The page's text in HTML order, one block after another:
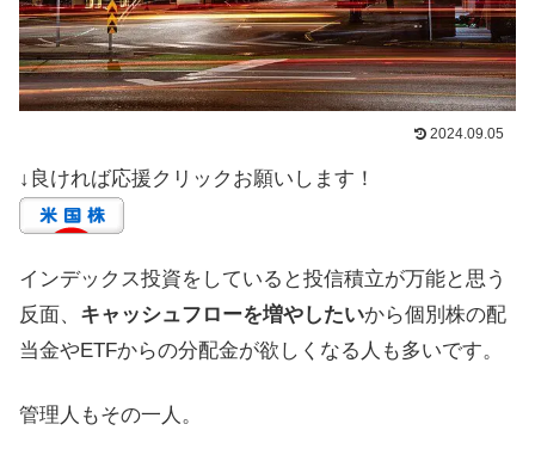
2024.09.05
↓良ければ応援クリックお願いします！
インデックス投資をしていると投信積立が万能と思う
反面、 キャッシュフローを増やしたいから個別株の配
当金やETFからの分配金が欲しくなる人も多いです。
管理人もその一人。